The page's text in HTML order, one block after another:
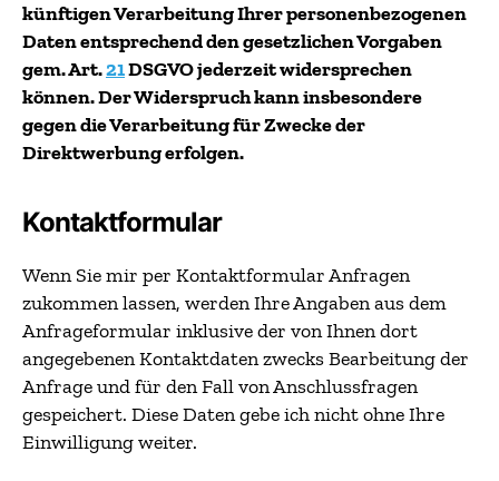
künftigen Verarbeitung Ihrer personenbezogenen
Daten entsprechend den gesetzlichen Vorgaben
gem. Art.21DSGVO jederzeit widersprechen
können. Der Widerspruch kann insbesondere
gegen die Verarbeitung für Zwecke der
Direktwerbung erfolgen.
Kontaktformular
Wenn Sie mir per Kontaktformular Anfragen
zukommen lassen, werden Ihre Angaben aus dem
Anfrageformular inklusive der von Ihnen dort
angegebenen Kontaktdaten zwecks Bearbeitung der
Anfrage und für den Fall von Anschlussfragen
gespeichert. Diese Daten gebe ich nicht ohne Ihre
Einwilligung weiter.